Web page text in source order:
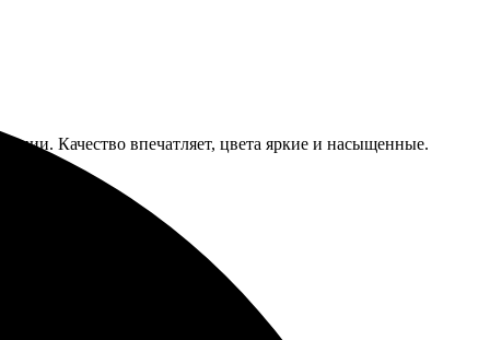
Качество впечатляет, цвета яркие и насыщенные.